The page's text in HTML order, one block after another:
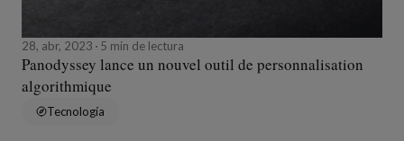
28, abr, 2023 5 min de lectura
Panodyssey lance un nouvel outil de personnalisation
algorithmique
Tecnología